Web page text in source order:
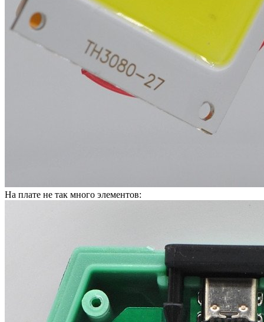
На плате не так много элементов: